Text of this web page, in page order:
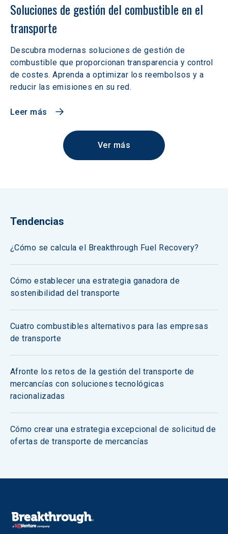
Soluciones de gestión del combustible en el
transporte
Descubra modernas soluciones de gestión de
combustible que proporcionan transparencia y control
de costes. Aprenda a optimizar los reembolsos y a
reducir las emisiones en su red.
Leer más
Ver más
Tendencias
¿Cómo se calcula el Breakthrough Fuel Recovery?
Cómo establecer una estrategia ganadora de
sostenibilidad del transporte
Cuatro combustibles alternativos para las empresas
de transporte
Afronte los retos de la gestión del transporte de
mercancías con soluciones tecnológicas
racionalizadas
Cómo crear una estrategia excepcional de solicitud de
ofertas de transporte de mercancías